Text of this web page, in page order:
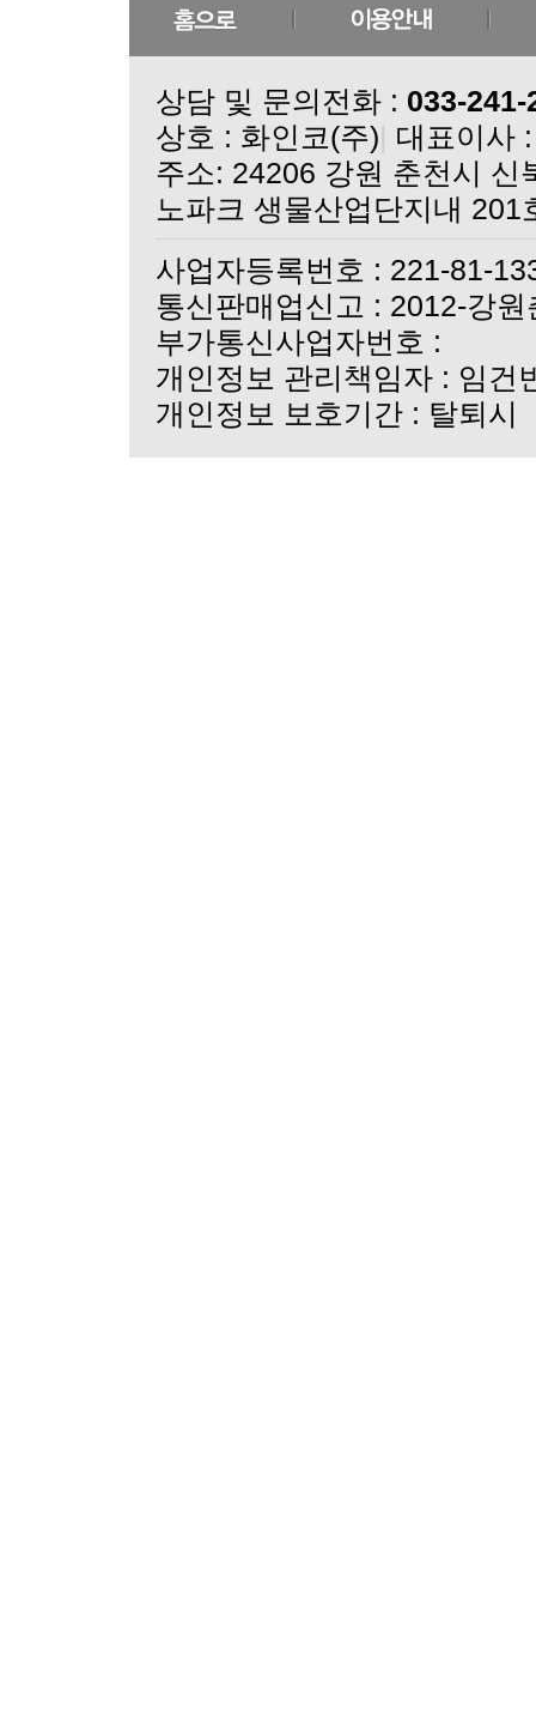
(비밀번호 분실 안내)
(주문취소 안내)
실크 단백질 마스크
더실크크리스탈 바이
더실크크리스탈 바이
쇼핑몰 오픈 기념 이
쇼핑몰 오픈 안내
상담 및 문의전화 : 033-241-
상호 : 화인코(주)| 대표이사
노파크 생물산업단지내 201
사업자등록번호 : 221-81-
통신판매업신고 : 2012-강
부가통신사업자번호 :
개인정보 관리책임자 : 임건
개인정보 보호기간 : 탈퇴시